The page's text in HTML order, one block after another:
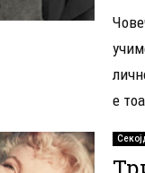
е